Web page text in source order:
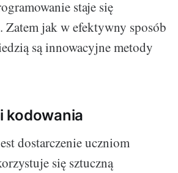
staje się
jak w efektywny sposób
są innowacyjne metody
kodowania
dostarczenie uczniom
się sztuczną